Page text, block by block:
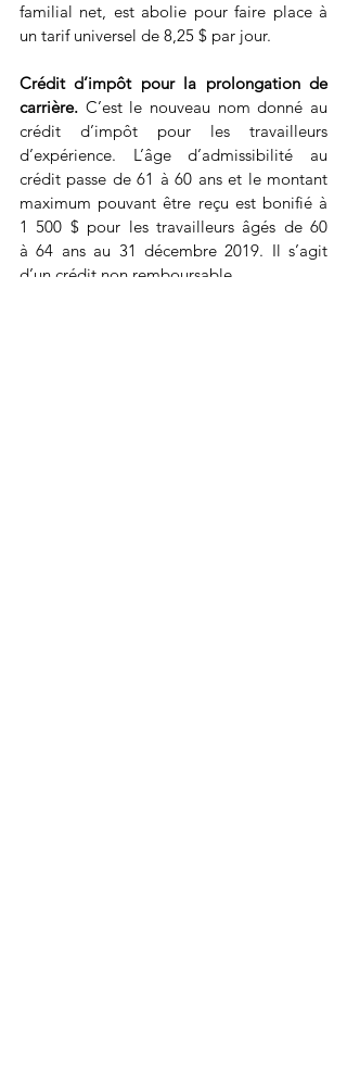
familial net, est abolie pour faire place à
un tarif universel de 8,25 $ par jour.
Crédit d’impôt pour la prolongation de
carrière. C’est le nouveau nom donné au
crédit d’impôt pour les travailleurs
d’expérience. L’âge d’admissibilité au
crédit passe de 61 à 60 ans et le montant
maximum pouvant être reçu est bonifié à
1 500 $ pour les travailleurs âgés de 60
à 64 ans au 31 décembre 2019. Il s’agit
d’un crédit non remboursable.